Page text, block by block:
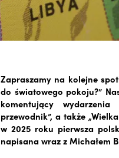
Zapraszamy na kolejne
do światowego pokoju?”
komentujący
przewodnik”, a także
w 2025 roku pierwsza
napisana wraz z Michałem